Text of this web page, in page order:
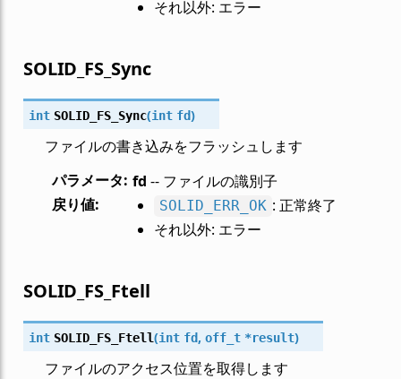
それ以外: エラー
SOLID_FS_Sync
int SOLID_FS_Sync(int fd)
ファイルの書き込みをフラッシュします
パラメータ: fd -- ファイルの識別子
戻り値: SOLID_ERR_OK : 正常終了
それ以外: エラー
SOLID_FS_Ftell
int SOLID_FS_Ftell(int fd, off_t *result)
ファイルのアクセス位置を取得します